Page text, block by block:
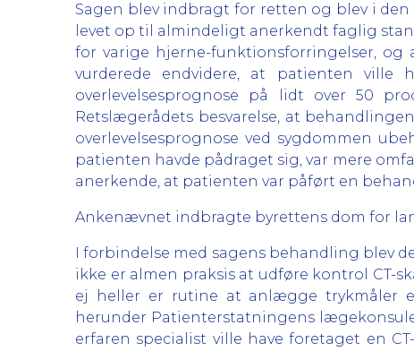
Sagen blev indbragt for retten og blev i
levet op til almindeligt anerkendt faglig
for varige hjerne-funktionsforringelser,
vurderede endvidere, at patienten ville
overlevelsesprognose på lidt over 50
Retslægerådets besvarelse, at
overlevelsesprognose ved sygdommen
patienten havde pådraget sig, var mere
anerkende, at patienten var påført en
Ankenævnet indbragte byrettens dom for
I forbindelse med sagens behandling blev
ikke er almen praksis at udføre kontrol
ej heller er rutine at anlægge trykmåler
herunder Patienterstatningens
erfaren specialist ville have foretaget en